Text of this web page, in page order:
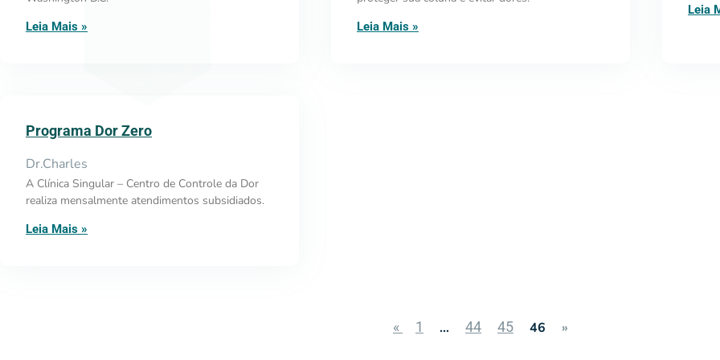
Leia Mais » Leia Mais »
Leia
Programa Dor Zero
Dr.Charles
A Clínica Singular – Centro de Controle da Dor
realiza mensalmente atendimentos subsidiados.
Leia Mais »
« 1 … 44 45 46 »